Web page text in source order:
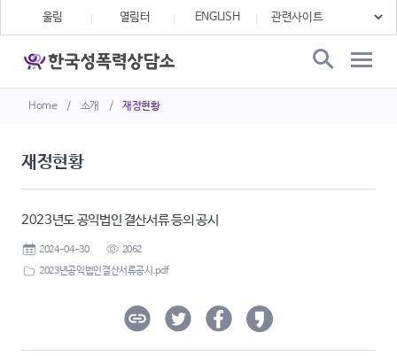
Home / 소개 / 재정현황
울림 열림터 ENGLISH
재정현황
2023년도 공익법인 결산서류 등의 공시
2024-04-30 2062
2023년공익법인결산서류공시.pdf